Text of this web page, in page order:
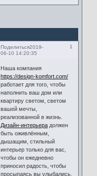
Поделиться 1
2019-
06-10 14:20:35
Наша компания
https://design-komfort.com/
работает для того, чтобы
наполнить ваш дом или
квартиру светом, светом
вашей мечты,
реализованной в жизнь.
Дизайн-интерьерадолжен
быть оживлённым,
дышащим, стильный
интерьер только для вас,
чтобы он ежедневно
приносил радость, чтобы
просыпаясь вы улыбались.